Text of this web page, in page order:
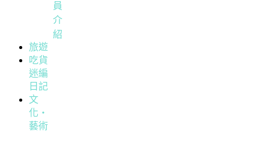
員
介
紹
旅遊
吃貨
迷編
日記
文
化・
藝術